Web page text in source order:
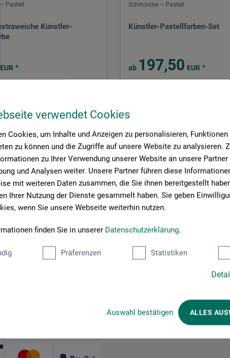
verwendet Cookies
Cookies, um Inhalte und Anzeigen zu personalisieren,
zu können und die Zugriffe auf unsere Website zu analysieren.
zu Ihrer Verwendung unserer Website an unsere
und Analysen weiter. Unsere Partner führen diese
mit weiteren Daten zusammen, die Sie ihnen bereitgestellt
Ihrer Nutzung der Dienste gesammelt haben. Sie geben
wenn Sie unsere Webseite weiterhin nutzen.
finden Sie in unserer Datenschutzerklärung.
Präferenzen Statistiken
Auswahl bestätigen ALLES
Pastell
Künstler-
EUR *
Schmincke – Pastell
Künstler-Pastellfarben-Set
ab 197,50 EUR *
zzgl. Versandkosten
Das sagen unsere Kunden